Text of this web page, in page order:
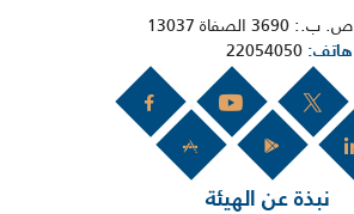
ص. ب.: 3690 الصفاة 13037
هاتف
نبذة عن الهيئة